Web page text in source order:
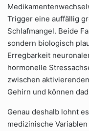
Trigger eine auffällig
Schlafmangel. Beide
sondern biologisch
Erregbarkeit
hormonelle
zwischen
Gehirn und können
Genau deshalb lohnt
medizinische